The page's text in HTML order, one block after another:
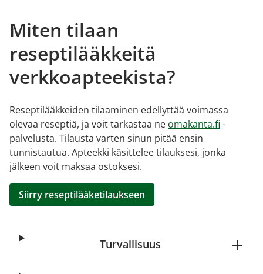
Miten tilaan
reseptilääkkeitä
verkkoapteekista?
Reseptilääkkeiden tilaaminen edellyttää voimassa
olevaa reseptiä, ja voit tarkastaa ne omakanta.fi -
palvelusta. Tilausta varten sinun pitää ensin
tunnistautua. Apteekki käsittelee tilauksesi, jonka
jälkeen voit maksaa ostoksesi.
Siirry reseptilääketilaukseen
Turvallisuus